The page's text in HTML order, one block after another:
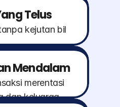
Telus
kejutan bil
Mendalam
merentasi
dan keluarga